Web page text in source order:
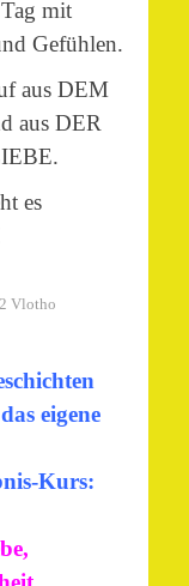
mit
Gefühlen.
aus DEM
aus DER
es
Vlotho
eigene
Kurs: